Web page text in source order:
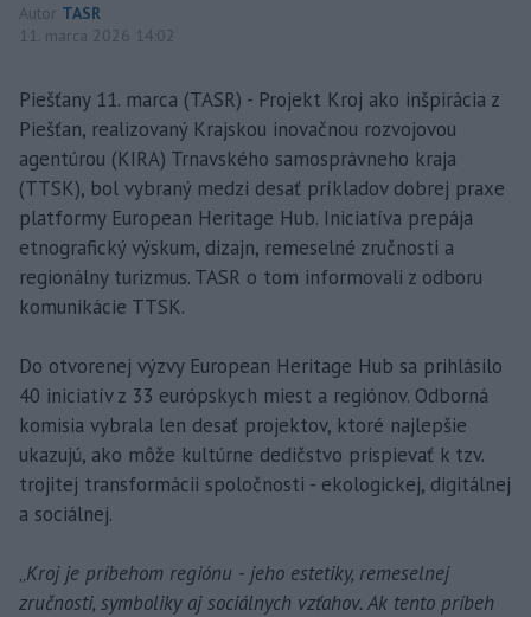
Autor TASR
11. marca 2026 14:02
Piešťany 11. marca (TASR) - Projekt Kroj ako inšpirácia z
Piešťan, realizovaný Krajskou inovačnou rozvojovou
agentúrou (KIRA) Trnavského samosprávneho kraja
(TTSK), bol vybraný medzi desať príkladov dobrej praxe
platformy European Heritage Hub. Iniciatíva prepája
etnografický výskum, dizajn, remeselné zručnosti a
regionálny turizmus. TASR o tom informovali z odboru
komunikácie TTSK.
Do otvorenej výzvy European Heritage Hub sa prihlásilo
40 iniciatív z 33 európskych miest a regiónov. Odborná
komisia vybrala len desať projektov, ktoré najlepšie
ukazujú, ako môže kultúrne dedičstvo prispievať k tzv.
trojitej transformácii spoločnosti - ekologickej, digitálnej
a sociálnej.
„Kroj je príbehom regiónu - jeho estetiky, remeselnej
zručnosti, symboliky aj sociálnych vzťahov. Ak tento príbeh